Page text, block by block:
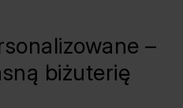
–
biżuterię